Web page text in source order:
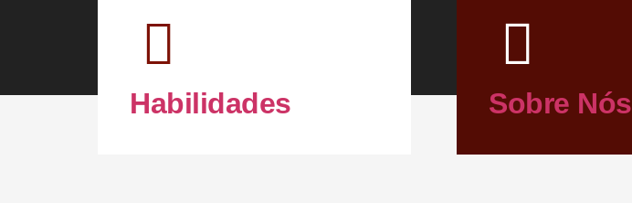
Habilidades Sobre Nós